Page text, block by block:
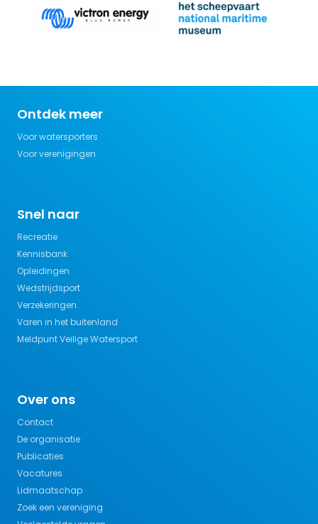
Ontdek meer
Voor watersporters
Voor verenigingen
Snel naar
Recreatie
Kennisbank
Opleidingen
Wedstrijdsport
Verzekeringen
Varen in het buitenland
Meldpunt Veilige Watersport
Over ons
Contact
De organisatie
Publicaties
Vacatures
Lidmaatschap
Zoek een vereniging